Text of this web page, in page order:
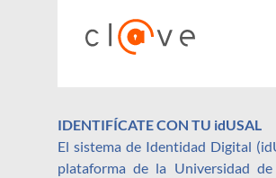
IDENTIFÍCATE CON TU idUSAL
El sistema de Identidad Digital
plataforma de la Universidad de